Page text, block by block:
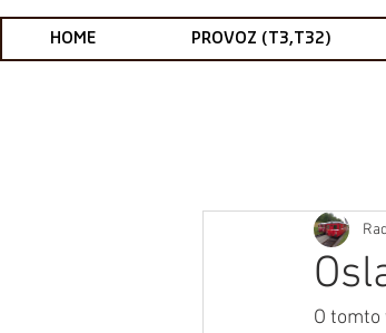
HOME PROVOZ (T3,T32)
O